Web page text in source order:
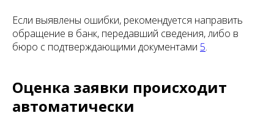
Если выявлены ошибки, рекомендуется направить
обращение в банк, передавший сведения, либо в
бюро с подтверждающими документами 5.
Оценка заявки происходит
автоматически